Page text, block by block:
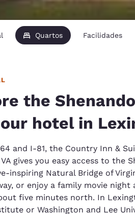
Quartos Facilidades
the
hotel in
and I-81, the Country Inn &
gives you easy access to the
inspiring Natural Bridge of
or enjoy a family movie night
five minutes north. In
or Washington and Lee